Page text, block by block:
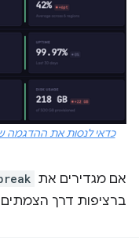
כדאי לנסות את ההדגמה
אם מגדירים את
ברציפות דרך